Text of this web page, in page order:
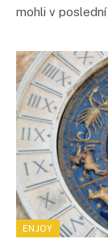
mohli v
ENJOY